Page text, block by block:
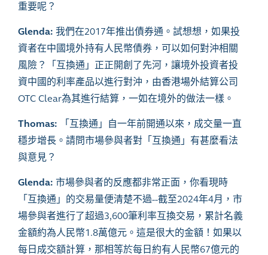
重要呢？
Glenda: 我們在2017年推出債券通。試想想，如果投
資者在中國境外持有人民幣債券，可以如何對沖相關
風險？「互換通」正正開創了先河，讓境外投資者投
資中國的利率產品以進行對沖，由香港場外結算公司
OTC Clear為其進行結算，一如在境外的做法一樣。
Thomas:
「互換通」自一年前開通以來，成交量一直
穩步增長。請問市場參與者對「互換通」有甚麼看法
與意見？
Glenda: 市場參與者的反應都非常正面，你看現時
「互換通」的交易量便清楚不過--截至2024年4月，市
場參與者進行了超過3,600筆利率互換交易，累計名義
金額約為人民幣1.8萬億元。這是很大的金額！如果以
每日成交額計算，那相等於每日約有人民幣67億元的